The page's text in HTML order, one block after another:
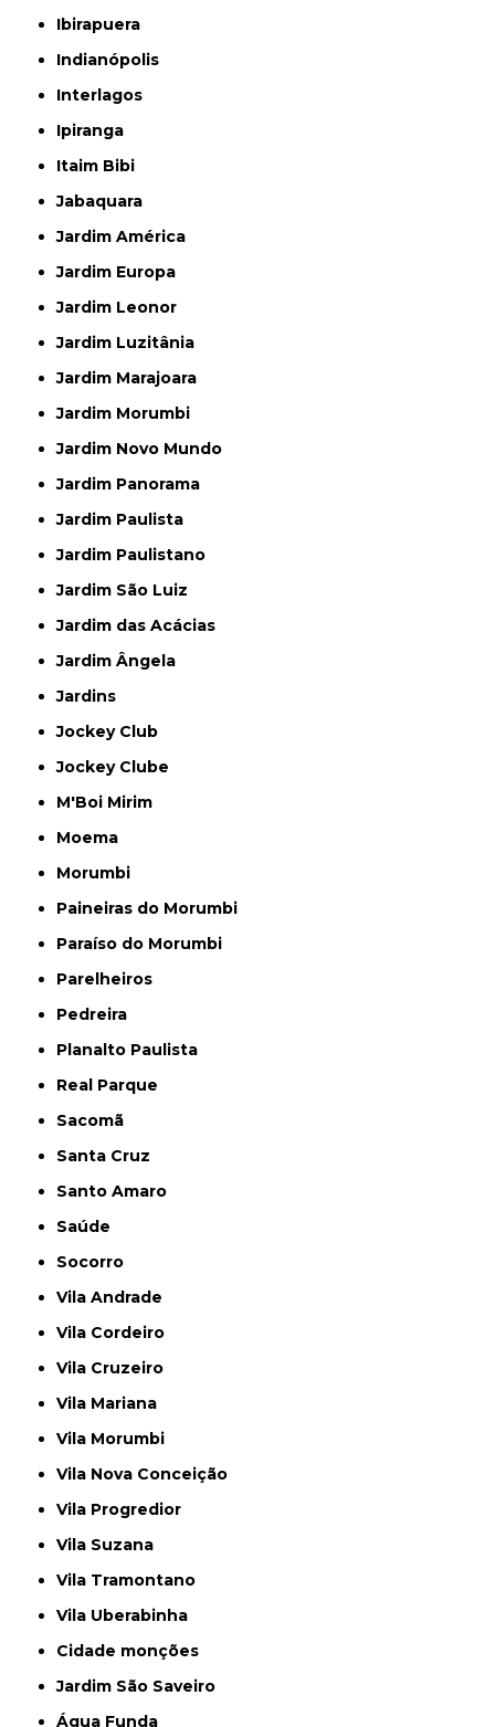
Ibirapuera
Indianópolis
Interlagos
Ipiranga
Itaim Bibi
Jabaquara
Jardim América
Jardim Europa
Jardim Leonor
Jardim Luzitânia
Jardim Marajoara
Jardim Morumbi
Jardim Novo Mundo
Jardim Panorama
Jardim Paulista
Jardim Paulistano
Jardim São Luiz
Jardim das Acácias
Jardim Ângela
Jardins
Jockey Club
Jockey Clube
M'Boi Mirim
Moema
Morumbi
Paineiras do Morumbi
Paraíso do Morumbi
Parelheiros
Pedreira
Planalto Paulista
Real Parque
Sacomã
Santa Cruz
Santo Amaro
Saúde
Socorro
Vila Andrade
Vila Cordeiro
Vila Cruzeiro
Vila Mariana
Vila Morumbi
Vila Nova Conceição
Vila Progredior
Vila Suzana
Vila Tramontano
Vila Uberabinha
cidade monções
jardim São Saveiro
Água Funda